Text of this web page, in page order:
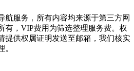
航服务，所有内容均来源于第三方网
有，VIP费用为筛选整理服务费。权
提供权属证明发送至邮箱，我们核实
。